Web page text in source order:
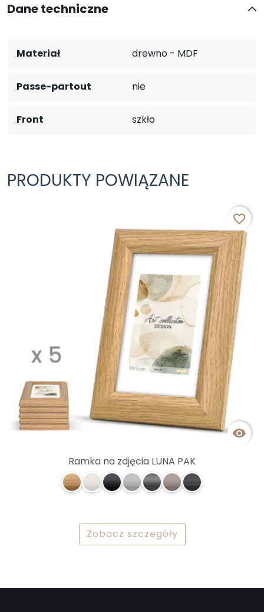
Dane techniczne
Materiał drewno - MDF
Passe-partout nie
Front szkło
PRODUKTY POWIĄZANE

favorite_border
Ramka na zdjęcia LUNA PAK
Zobacz szczegóły